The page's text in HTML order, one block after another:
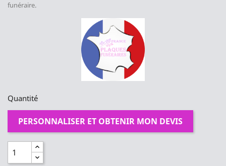
funéraire.
Quantité
PERSONNALISER ET OBTENIR MON DEVIS